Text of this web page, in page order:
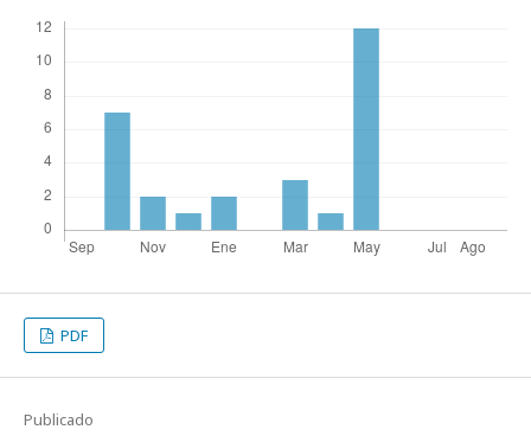
PDF
Publicado